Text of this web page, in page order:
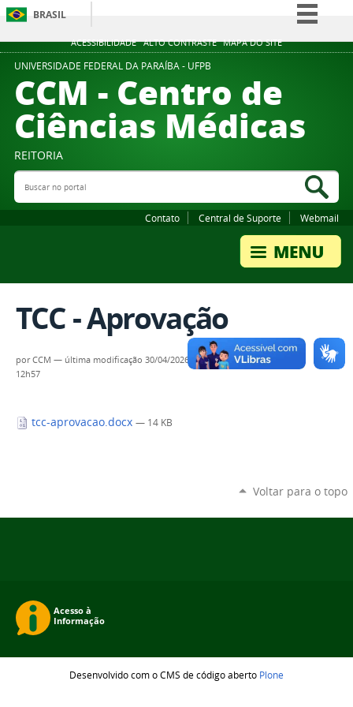
ACESSIBILIDADE ALTO CONTRASTE MAPA DO SITE
BRASIL
Simplifique!
Participe
Acesso à informação
Legislação
UNIVERSIDADE FEDERAL DA PARAÍBA - UFPB
CCM - Centro de
Ciências Médicas
REITORIA
Buscar no portal
Contato Central de Suporte Webmail
TCC - Aprovação
porCCM — última modificação 30/04/2026
12h57
tcc-aprovacao.docx — 14 KB
Voltar para o topo
Desenvolvido com o CMS de código aberto Plone